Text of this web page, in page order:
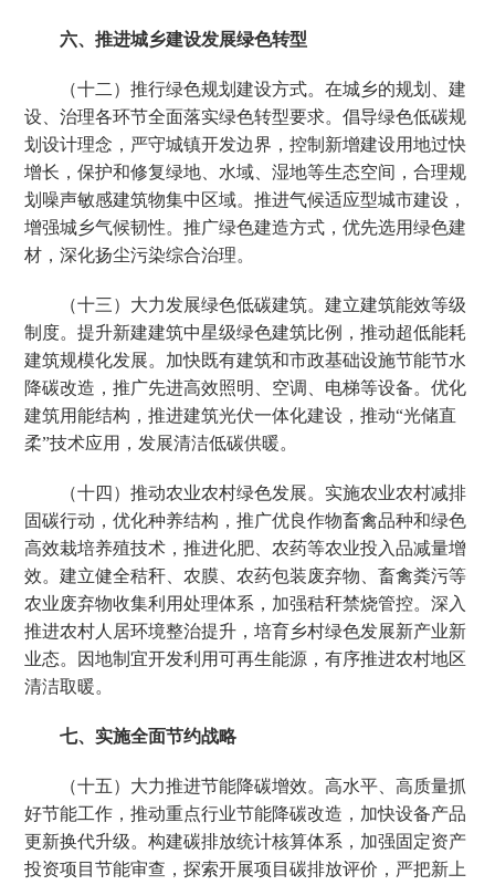
六、推进城乡建设发展绿色转型
（十二）推行绿色规划建设方式。在城乡的规划、建
设、治理各环节全面落实绿色转型要求。倡导绿色低碳规
划设计理念，严守城镇开发边界，控制新增建设用地过快
增长，保护和修复绿地、水域、湿地等生态空间，合理规
划噪声敏感建筑物集中区域。推进气候适应型城市建设，
增强城乡气候韧性。推广绿色建造方式，优先选用绿色建
材，深化扬尘污染综合治理。
（十三）大力发展绿色低碳建筑。建立建筑能效等级
制度。提升新建建筑中星级绿色建筑比例，推动超低能耗
建筑规模化发展。加快既有建筑和市政基础设施节能节水
降碳改造，推广先进高效照明、空调、电梯等设备。优化
建筑用能结构，推进建筑光伏一体化建设，推动“光储直
柔”技术应用，发展清洁低碳供暖。
（十四）推动农业农村绿色发展。实施农业农村减排
固碳行动，优化种养结构，推广优良作物畜禽品种和绿色
高效栽培养殖技术，推进化肥、农药等农业投入品减量增
效。建立健全秸秆、农膜、农药包装废弃物、畜禽粪污等
农业废弃物收集利用处理体系，加强秸秆禁烧管控。深入
推进农村人居环境整治提升，培育乡村绿色发展新产业新
业态。因地制宜开发利用可再生能源，有序推进农村地区
清洁取暖。
七、实施全面节约战略
（十五）大力推进节能降碳增效。高水平、高质量抓
好节能工作，推动重点行业节能降碳改造，加快设备产品
更新换代升级。构建碳排放统计核算体系，加强固定资产
投资项目节能审查，探索开展项目碳排放评价，严把新上